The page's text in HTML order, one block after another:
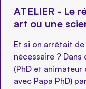
ATELIER - Le
art ou une
Et si on arrêtait
nécessaire ?
(PhD et
avec Papa PhD)